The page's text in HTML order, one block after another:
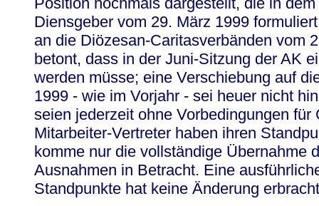
Diensgeber vom 29. März 1999
an die Diözesan-Caritasverbänden vom
betont, dass in der Juni-Sitzung der AK
werden müsse; eine Verschiebung auf
1999 - wie im Vorjahr - sei heuer nicht
seien jederzeit ohne Vorbedingungen für
Mitarbeiter-Vertreter haben ihren
komme nur die vollständige Übernahme
Ausnahmen in Betracht. Eine
Standpunkte hat keine Änderung